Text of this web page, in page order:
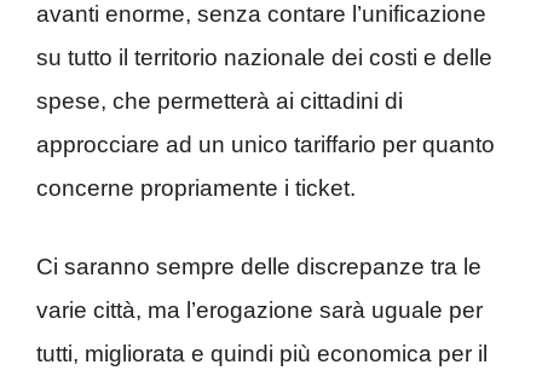
avanti enorme, senza contare l’unificazione
su tutto il territorio nazionale dei costi e delle
spese, che permetterà ai cittadini di
approcciare ad un unico tariffario per quanto
concerne propriamente i ticket.
Ci saranno sempre delle discrepanze tra le
varie città, ma l’erogazione sarà uguale per
tutti, migliorata e quindi più economica per il